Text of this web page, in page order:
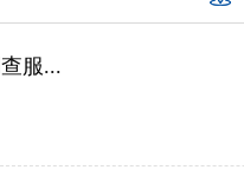
服...